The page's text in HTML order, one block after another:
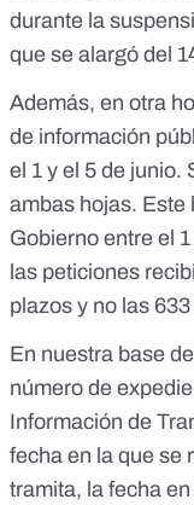
durante la
que se alargó del
Además, en otra
de información
el 1 y el 5 de junio.
ambas hojas. Este
Gobierno entre el
las peticiones
plazos y no las
En nuestra base
número de
Información de
fecha en la que se
tramita, la fecha